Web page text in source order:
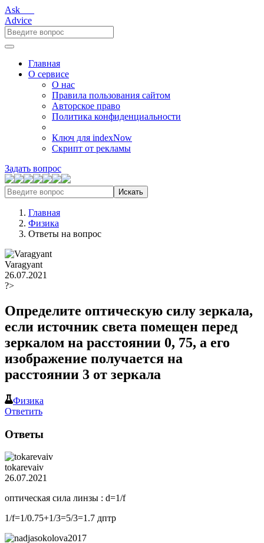
Ask___
Advice
Главная
О сервисе
О нас
Правила пользования сайтом
Авторское право
Политика конфиденциальности
Ключ для indexNow
Скрипт от рекламы
Задать вопрос
Искать
Главная
Физика
Ответы на вопрос
Varagyant
26.07.2021
?>
Определите оптическую силу зеркала,
если источник света помещен перед
зеркалом на расстоянии 0, 75, а его
изображение получается на
расстоянии 3 от зеркала
Физика
Ответить
Ответы
tokarevaiv
26.07.2021
оптическая сила линзы : d=1/f
1/f=1/0.75+1/3=5/3=1.7 дптр